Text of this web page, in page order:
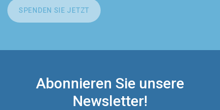
SPENDEN SIE JETZT
Abonnieren Sie unsere
Newsletter!